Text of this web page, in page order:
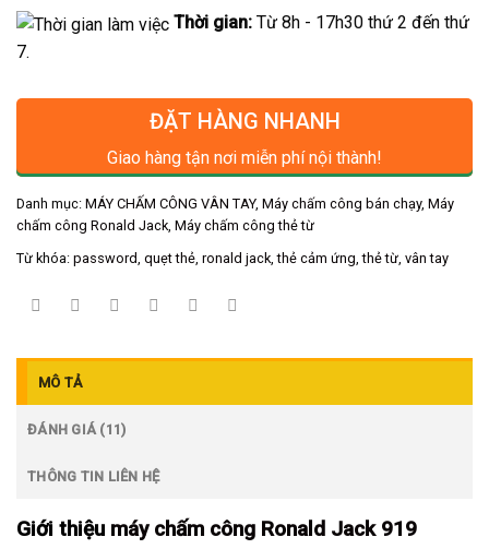
Thời gian: Từ 8h - 17h30 thứ 2 đến thứ
7.
ĐẶT HÀNG NHANH
Giao hàng tận nơi miễn phí nội thành!
Danh mục: MÁY CHẤM CÔNG VÂN TAY, Máy chấm công bán chạy, Máy
chấm công Ronald Jack, Máy chấm công thẻ từ
Từ khóa: password, quẹt thẻ, ronald jack,thẻ cảm ứng,thẻ từ, vân tay
MÔ TẢ
ĐÁNH GIÁ (11)
THÔNG TIN LIÊN HỆ
Giới thiệu máy chấm công Ronald Jack 919